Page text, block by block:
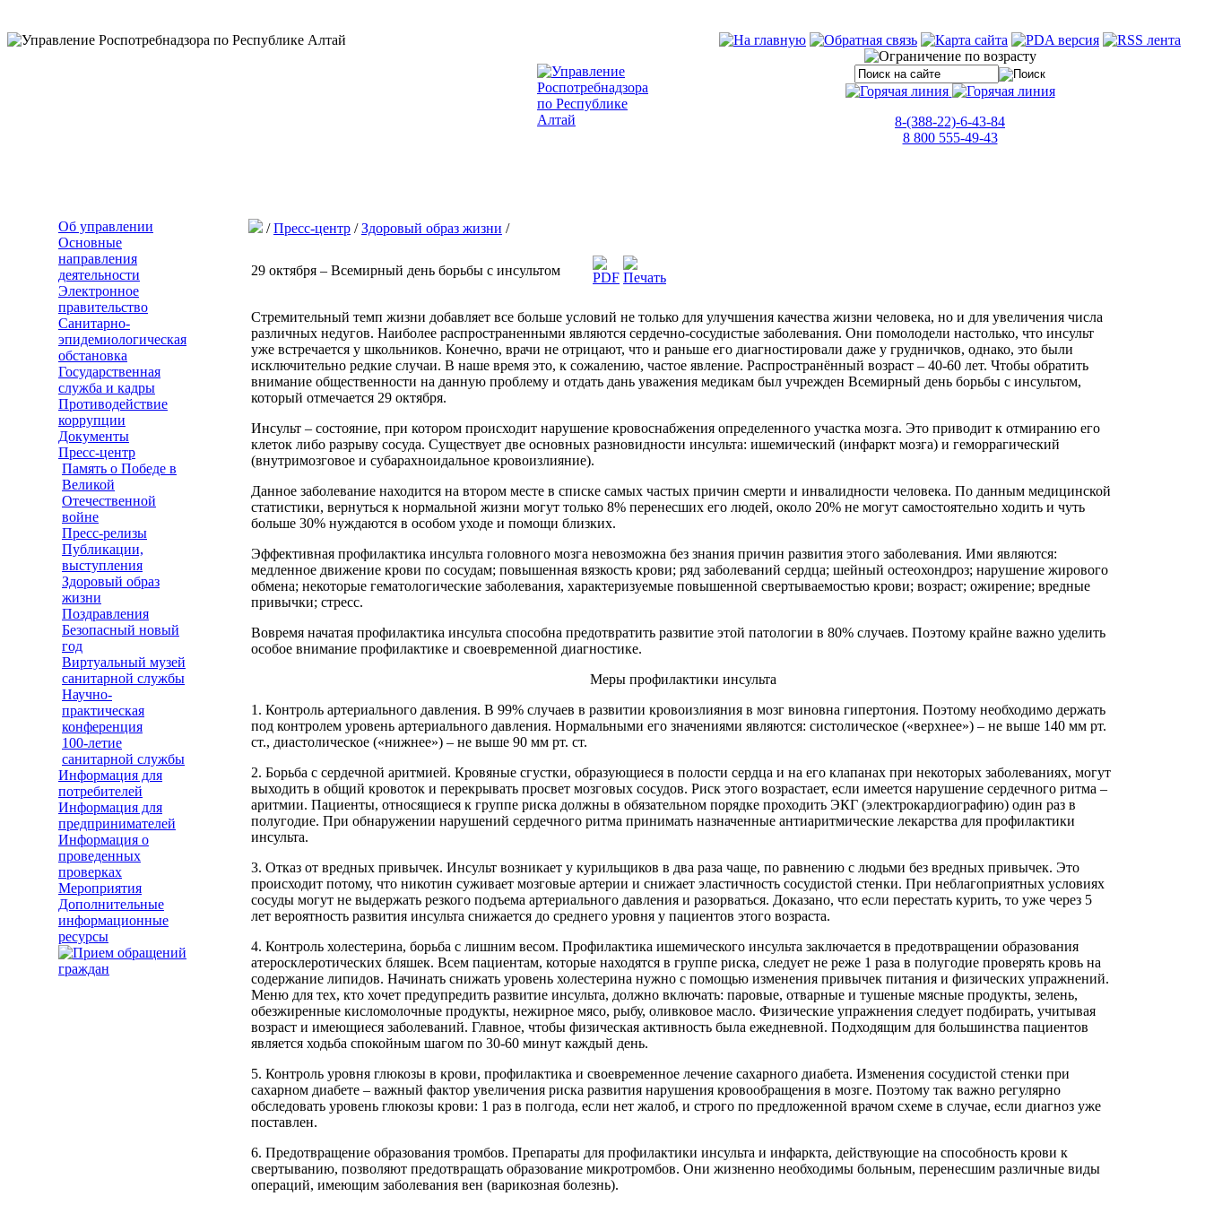
8-(388-22)-6-43-84
8 800 555-49-43
Об управлении
Основные
направления
деятельности
Электронное
правительство
Санитарно-
эпидемиологическая
обстановка
Государственная
служба и кадры
Противодействие
коррупции
Документы
Пресс-центр
Память о Победе в
Великой
Отечественной
войне
Пресс-релизы
Публикации,
выступления
Здоровый образ
жизни
Поздравления
Безопасный новый
год
Виртуальный музей
санитарной службы
Научно-
практическая
конференция
100-летие
санитарной службы
Информация для
потребителей
Информация для
предпринимателей
Информация о
проведенных
проверках
Мероприятия
Дополнительные
информационные
ресурсы
/Пресс-центр /Здоровый образ жизни /
29 октября – Всемирный день борьбы с инсультом
Стремительный темп жизни добавляет все больше условий не только для улучшения качества жизни человека, но и для увеличения числа
различных недугов. Наиболее распространенными являются сердечно-сосудистые заболевания. Они помолодели настолько, что инсульт
уже встречается у школьников. Конечно, врачи не отрицают, что и раньше его диагностировали даже у грудничков, однако, это были
исключительно редкие случаи. В наше время это, к сожалению, частое явление. Распространённый возраст – 40-60 лет. Чтобы обратить
внимание общественности на данную проблему и отдать дань уважения медикам был учрежден Всемирный день борьбы с инсультом,
который отмечается 29 октября.
Инсульт – состояние, при котором происходит нарушение кровоснабжения определенного участка мозга. Это приводит к отмиранию его
клеток либо разрыву сосуда. Существует две основных разновидности инсульта: ишемический (инфаркт мозга) и геморрагический
(внутримозговое и субарахноидальное кровоизлияние).
Данное заболевание находится на втором месте в списке самых частых причин смерти и инвалидности человека. По данным медицинской
статистики, вернуться к нормальной жизни могут только 8% перенесших его людей, около 20% не могут самостоятельно ходить и чуть
больше 30% нуждаются в особом уходе и помощи близких.
Эффективная профилактика инсульта головного мозга невозможна без знания причин развития этого заболевания. Ими являются:
медленное движение крови по сосудам; повышенная вязкость крови; ряд заболеваний сердца; шейный остеохондроз; нарушение жирового
обмена; некоторые гематологические заболевания, характеризуемые повышенной свертываемостью крови; возраст; ожирение; вредные
привычки; стресс.
Вовремя начатая профилактика инсульта способна предотвратить развитие этой патологии в 80% случаев. Поэтому крайне важно уделить
особое внимание профилактике и своевременной диагностике.
Меры профилактики инсульта
1. Контроль артериального давления. В 99% случаев в развитии кровоизлияния в мозг виновна гипертония. Поэтому необходимо держать
под контролем уровень артериального давления. Нормальными его значениями являются: систолическое («верхнее») – не выше 140 мм рт.
ст., диастолическое («нижнее») – не выше 90 мм рт. ст.
2. Борьба с сердечной аритмией. Кровяные сгустки, образующиеся в полости сердца и на его клапанах при некоторых заболеваниях, могут
выходить в общий кровоток и перекрывать просвет мозговых сосудов. Риск этого возрастает, если имеется нарушение сердечного ритма –
аритмии. Пациенты, относящиеся к группе риска должны в обязательном порядке проходить ЭКГ (электрокардиографию) один раз в
полугодие. При обнаружении нарушений сердечного ритма принимать назначенные антиаритмические лекарства для профилактики
инсульта.
3. Отказ от вредных привычек. Инсульт возникает у курильщиков в два раза чаще, по равнению с людьми без вредных привычек. Это
происходит потому, что никотин суживает мозговые артерии и снижает эластичность сосудистой стенки. При неблагоприятных условиях
сосуды могут не выдержать резкого подъема артериального давления и разорваться. Доказано, что если перестать курить, то уже через 5
лет вероятность развития инсульта снижается до среднего уровня у пациентов этого возраста.
4. Контроль холестерина, борьба с лишним весом. Профилактика ишемического инсульта заключается в предотвращении образования
атеросклеротических бляшек. Всем пациентам, которые находятся в группе риска, следует не реже 1 раза в полугодие проверять кровь на
содержание липидов. Начинать снижать уровень холестерина нужно с помощью изменения привычек питания и физических упражнений.
Меню для тех, кто хочет предупредить развитие инсульта, должно включать: паровые, отварные и тушеные мясные продукты, зелень,
обезжиренные кисломолочные продукты, нежирное мясо, рыбу, оливковое масло. Физические упражнения следует подбирать, учитывая
возраст и имеющиеся заболеваний. Главное, чтобы физическая активность была ежедневной. Подходящим для большинства пациентов
является ходьба спокойным шагом по 30-60 минут каждый день.
5. Контроль уровня глюкозы в крови, профилактика и своевременное лечение сахарного диабета. Изменения сосудистой стенки при
сахарном диабете – важный фактор увеличения риска развития нарушения кровообращения в мозге. Поэтому так важно регулярно
обследовать уровень глюкозы крови: 1 раз в полгода, если нет жалоб, и строго по предложенной врачом схеме в случае, если диагноз уже
поставлен.
6. Предотвращение образования тромбов. Препараты для профилактики инсульта и инфаркта, действующие на способность крови к
свертыванию, позволяют предотвращать образование микротромбов. Они жизненно необходимы больным, перенесшим различные виды
операций, имеющим заболевания вен (варикозная болезнь).